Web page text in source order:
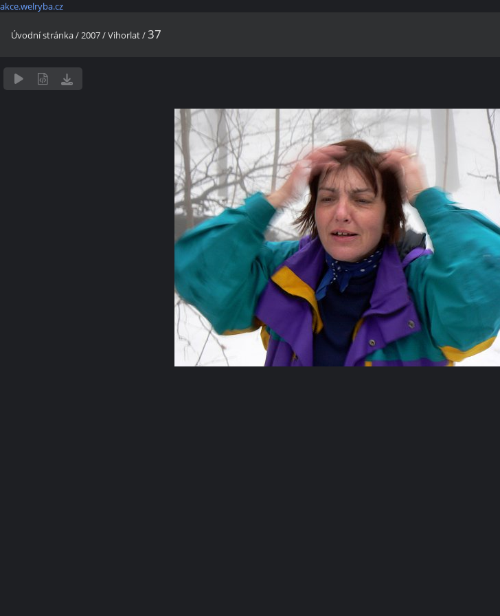
akce.welryba.cz
Úvodní stránka/2007/Vihorlat/37